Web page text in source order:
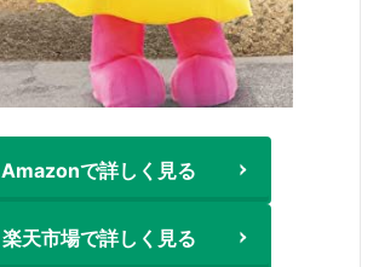
Amazonで詳しく見る
楽天市場で詳しく見る